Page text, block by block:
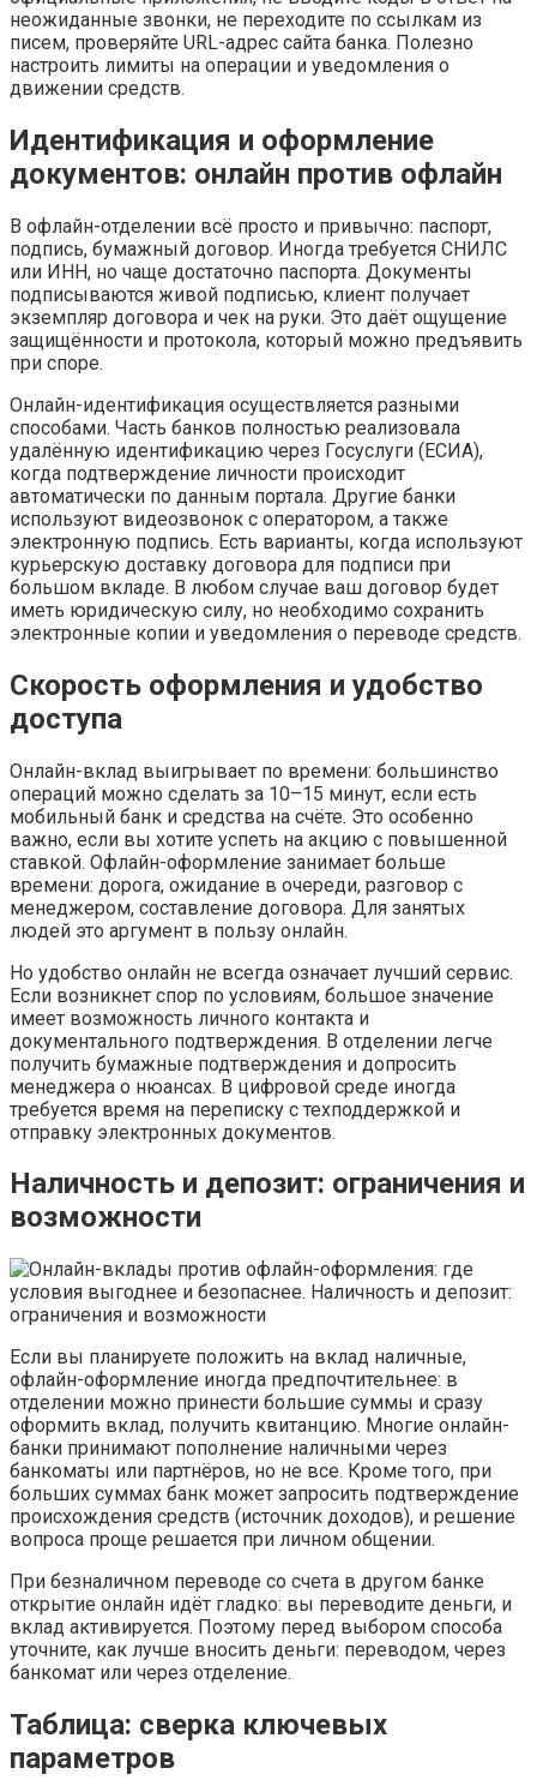
неожиданные звонки, не переходите по ссылкам из
писем, проверяйте URL-адрес сайта банка. Полезно
настроить лимиты на операции и уведомления о
движении средств.
Идентификация и оформление
документов: онлайн против офлайн
В офлайн-отделении всё просто и привычно: паспорт,
подпись, бумажный договор. Иногда требуется СНИЛС
или ИНН, но чаще достаточно паспорта. Документы
подписываются живой подписью, клиент получает
экземпляр договора и чек на руки. Это даёт ощущение
защищённости и протокола, который можно предъявить
при споре.
Онлайн-идентификация осуществляется разными
способами. Часть банков полностью реализовала
удалённую идентификацию через Госуслуги (ЕСИА),
когда подтверждение личности происходит
автоматически по данным портала. Другие банки
используют видеозвонок с оператором, а также
электронную подпись. Есть варианты, когда используют
курьерскую доставку договора для подписи при
большом вкладе. В любом случае ваш договор будет
иметь юридическую силу, но необходимо сохранить
электронные копии и уведомления о переводе средств.
Скорость оформления и удобство
доступа
Онлайн-вклад выигрывает по времени: большинство
операций можно сделать за 10–15 минут, если есть
мобильный банк и средства на счёте. Это особенно
важно, если вы хотите успеть на акцию с повышенной
ставкой. Офлайн-оформление занимает больше
времени: дорога, ожидание в очереди, разговор с
менеджером, составление договора. Для занятых
людей это аргумент в пользу онлайн.
Но удобство онлайн не всегда означает лучший сервис.
Если возникнет спор по условиям, большое значение
имеет возможность личного контакта и
документального подтверждения. В отделении легче
получить бумажные подтверждения и допросить
менеджера о нюансах. В цифровой среде иногда
требуется время на переписку с техподдержкой и
отправку электронных документов.
Наличность и депозит: ограничения и
возможности
Если вы планируете положить на вклад наличные,
офлайн-оформление иногда предпочтительнее: в
отделении можно принести большие суммы и сразу
оформить вклад, получить квитанцию. Многие онлайн-
банки принимают пополнение наличными через
банкоматы или партнёров, но не все. Кроме того, при
больших суммах банк может запросить подтверждение
происхождения средств (источник доходов), и решение
вопроса проще решается при личном общении.
При безналичном переводе со счета в другом банке
открытие онлайн идёт гладко: вы переводите деньги, и
вклад активируется. Поэтому перед выбором способа
уточните, как лучше вносить деньги: переводом, через
банкомат или через отделение.
Таблица: сверка ключевых
параметров